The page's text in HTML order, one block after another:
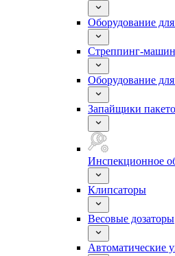
Оборудование
Стреппинг-
Оборудование
Запайщики
Инспекционное
Клипсаторы
Весовые дозаторы
Автоматические